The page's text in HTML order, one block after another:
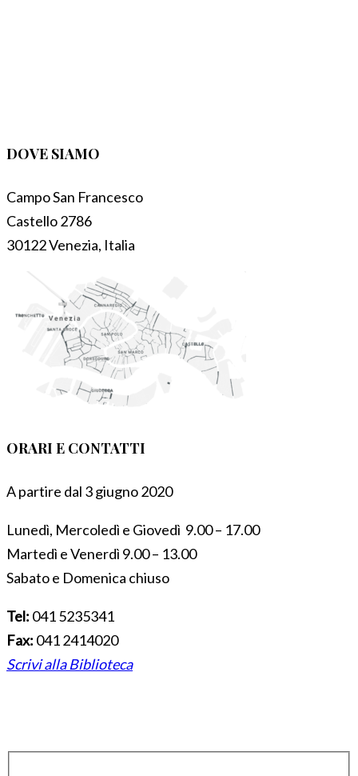
DOVE SIAMO
Campo San Francesco
Castello 2786
30122 Venezia, Italia
ORARI E CONTATTI
A partire dal 3 giugno 2020
Lunedì, Mercoledì e Giovedì 9.00 – 17.00
Martedì e Venerdì 9.00 – 13.00
Sabato e Domenica chiuso
Tel: 041 5235341
Fax: 041 2414020
Scrivi alla Biblioteca